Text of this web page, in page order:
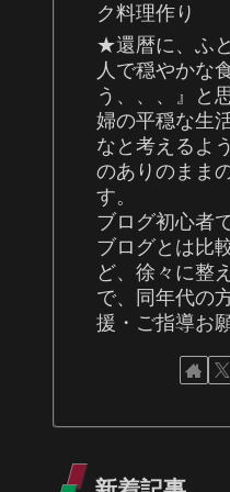
ク料理作り
★還暦に、ふ
人で穏やかな
う、、、』と
婦の平穏な生
なと考えるよ
のありのまま
す。
ブログ初心者
ブログとは比
ど、徐々に整
で、同年代の
援・ご指導お